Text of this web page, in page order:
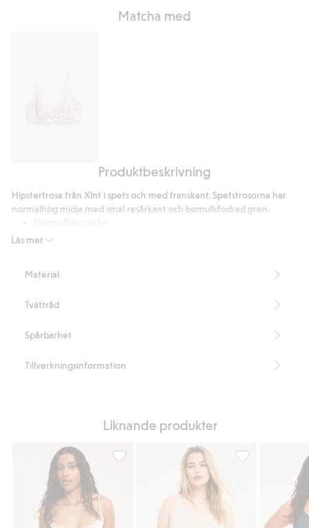
Matcha med
Produktbeskrivning
Läs mer
Hipstertrosa från Xlnt i spets och med franskant. Spetstrosorna har
normalhög midja med smal resårkant och bomullsfodrad gren.
Hipstermodell
Artikelnummer
Material
Tvättråd
Spårbarhet
Tillverkningsinformation
Liknande produkter
Boxertrosa i modal, Lägg till i favoriter
Seamless